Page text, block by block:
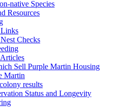
native Species
Resources
Checks
Sell Purple Martin Housing
Martin
results
Status and Longevity